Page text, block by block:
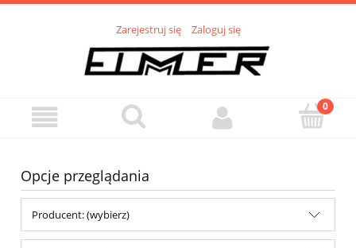
Zarejestruj się Zaloguj się
Opcje przeglądania
Producent: (wybierz)